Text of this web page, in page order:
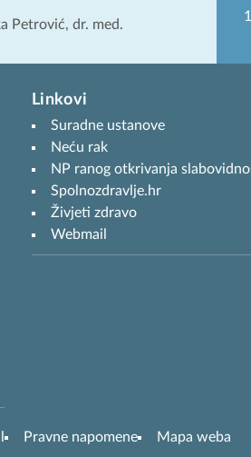
Petrović, dr. med.
Linkovi
Suradne ustanove
Neću rak
NP ranog otkrivanja
Spolnozdravlje.hr
Živjeti zdravo
Webmail
Pravne napomene Mapa weba